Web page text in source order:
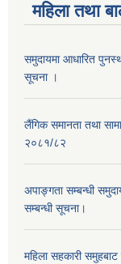
महिला तथा
समुदायमा आधारित
सूचना ।
लैंगिक समानता तथा
२०८१/८२
अपाङ्गता सम्बन्धी
सम्बन्धी सूचना।
महिला सहकारी